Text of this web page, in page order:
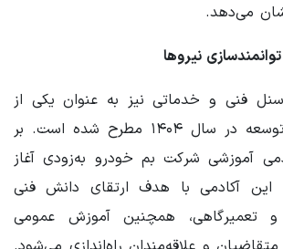
می‌دهد.
نیروها
فنی و خدماتی نیز به عنوان یکی از
محورهای کلیدی توسعه در سال ۱۴۰۴ مطرح شده است. بر
آموزشی شرکت بم خودرو به‌زودی آغاز
این آکادمی با هدف ارتقای دانش فنی
و تعمیرگاهی، همچنین آموزش عمومی